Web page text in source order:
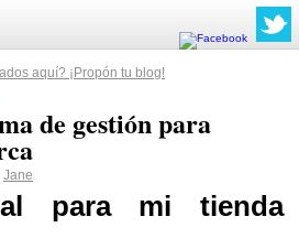
aquí? ¡Propón tu blog!
de gestión para
Jane
para mi tienda